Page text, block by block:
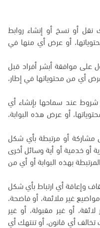
نقل أو نسخ أو إنشاء روابط
أو عرض أي منها في
موافقة أبشر أفراد قبل
عرض أي من محتوياتها في إطار،
عند سماحها بإنشاء أي
أو عرض هذه البوابة،
مشاركة أو مرتبطة بأي شكل
أو خدمية أو أية وسائل أخرى
بهذه البوابة أو أي من
وإعاقة أي ارتباط بأي شكل
غير ملائمة، أو فاضحة،
أو غير مقبولة، أو غير
تخالف أي قانون، أو تنتهك أي